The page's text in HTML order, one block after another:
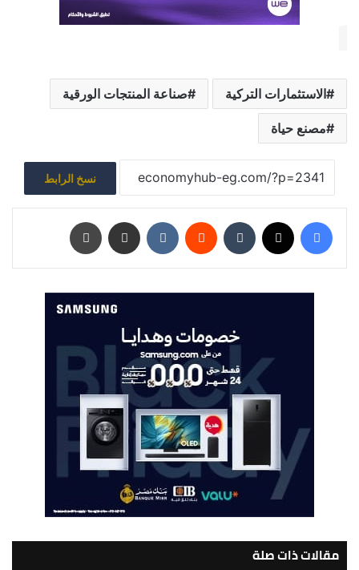
الاستثمارات التركية صناعة المنتجات الورقية
مصنع حياة
نسخ الرابط
مقالات ذات صلة